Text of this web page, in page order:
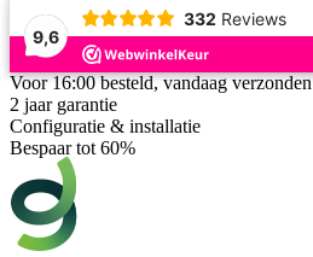
9,6
332 Reviews
Ga
naar
de
inhoud
Voor 16:00 besteld, vandaag verzonden
2 jaar garantie
Configuratie & installatie
Bespaar tot 60%